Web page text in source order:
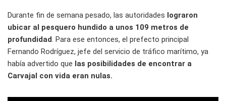
Durante fin de semana pesado, las autoridades lograron
ubicar al pesquero hundido a unos 109 metros de
profundidad. Para ese entonces, el prefecto principal
Fernando Rodríguez, jefe del servicio de tráfico marítimo, ya
había advertido que las posibilidades de encontrar a
Carvajal con vida eran nulas.